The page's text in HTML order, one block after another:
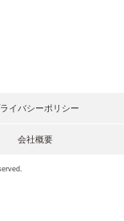
イバシーポリシー
会社概要